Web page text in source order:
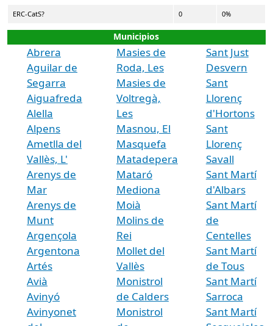
ERC-CatS? 0 0%
Municipios
Abrera
Aguilar de
Segarra
Aiguafreda
Alella
Alpens
Ametlla del
Vallès, L'
Arenys de
Mar
Arenys de
Munt
Argençola
Argentona
Artés
Avià
Avinyó
Avinyonet
Masies de
Roda, Les
Masies de
Voltregà,
Les
Masnou, El
Masquefa
Matadepera
Mataró
Mediona
Moià
Molins de
Rei
Mollet del
Vallès
Monistrol
de Calders
Monistrol
Sant Just
Desvern
Sant
Llorenç
d'Hortons
Sant
Llorenç
Savall
Sant Martí
d'Albars
Sant Martí
de
Centelles
Sant Martí
de Tous
Sant Martí
Sarroca
Sant Martí